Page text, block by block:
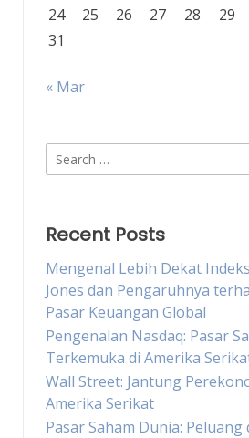
24
25 26 27 28 29
31
« Mar
Search
for:
Recent Posts
Mengenal Lebih Dekat
Jones dan Pengaruhnya
Pasar Keuangan Global
Pengenalan Nasdaq: Pasar
Terkemuka di Amerika
Wall Street: Jantung
Amerika Serikat
Pasar Saham Dunia: Peluang